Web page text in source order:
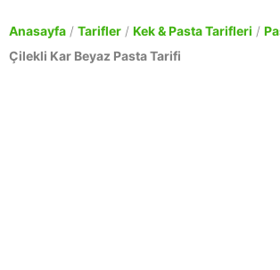
Anasayfa / Tarifler / Kek & Pasta Tarifleri /
Çilekli Kar Beyaz Pasta Tarifi